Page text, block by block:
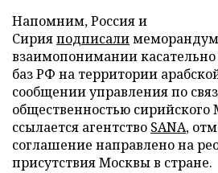
Напомним, Россия и
Сирияподписали
взаимопонимании
баз РФ на территории
сообщении управления по
общественностью
ссылается агентство SANA,
соглашение направлено на
присутствия Москвы в стране.